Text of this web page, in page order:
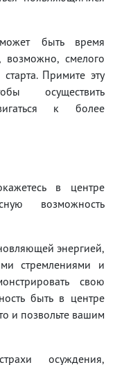
быть время
возможно, смелого
Примите эту
осуществить
к более
в центре
возможность
энергией,
стремлениями и
свою
быть в центре
и позвольте вашим
осуждения,